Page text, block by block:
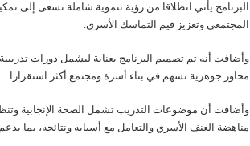
البرنامج يأتي انطلاقا من رؤية تنموية شاملة تسعى إلى
المجتمعي وتعزيز قيم التماسك الأسري.
محاور جوهرية تسهم في بناء أسرة ومجتمع أكثر استقرارا.
وأضافت أن موضوعات التدريب تشمل الصحة الإنجابية
مناهضة العنف الأسري والتعامل مع أسبابه ونتائجه، بما